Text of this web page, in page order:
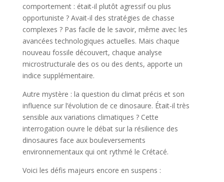
comportement : était-il plutôt agressif ou plus
opportuniste ? Avait-il des stratégies de chasse
complexes ? Pas facile de le savoir, même avec les
avancées technologiques actuelles. Mais chaque
nouveau fossile découvert, chaque analyse
microstructurale des os ou des dents, apporte un
indice supplémentaire.
Autre mystère : la question du climat précis et son
influence sur l’évolution de ce dinosaure. Était-il très
sensible aux variations climatiques ? Cette
interrogation ouvre le débat sur la résilience des
dinosaures face aux bouleversements
environnementaux qui ont rythmé le Crétacé.
Voici les défis majeurs encore en suspens :